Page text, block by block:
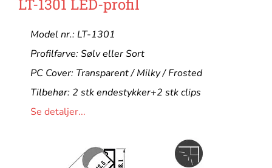
LT-1301 LED-profil
Model nr.: LT-1301
Profilfarve: Sølv eller Sort
PC Cover: Transparent / Milky / Frosted
Tilbehør: 2 stk endestykker+2 stk clips
Se detaljer...